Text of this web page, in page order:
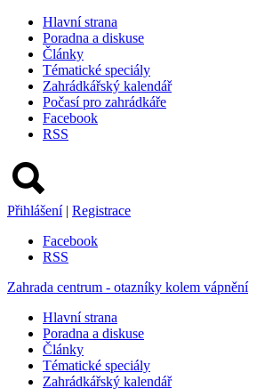
Hlavní strana
Poradna a diskuse
Články
Tématické speciály
Zahrádkářský kalendář
Počasí pro zahrádkáře
Facebook
RSS
Přihlášení | Registrace
Facebook
RSS
Zahrada centrum - otazníky kolem vápnění
Hlavní strana
Poradna a diskuse
Články
Tématické speciály
Zahrádkářský kalendář